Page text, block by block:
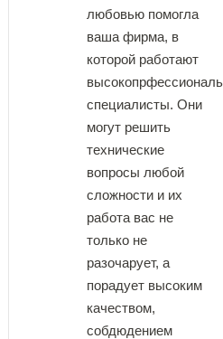
любовью помогла
ваша фирма, в
которой работают
специалисты. Они
могут решить
технические
вопросы любой
сложности и их
работа вас не
только не
разочарует, а
порадует высоким
качеством,
собдюдением